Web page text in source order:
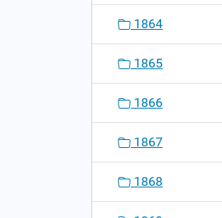
1864
1865
1866
1867
1868